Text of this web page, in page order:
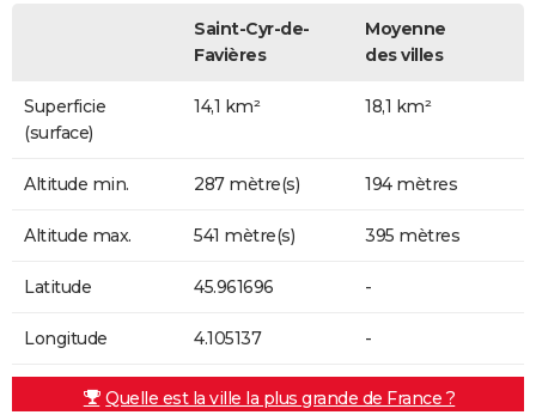
Saint-Cyr-de-
Favières
Moyenne
des villes
Superficie
(surface)
14,1 km² 18,1 km²
Altitude min. 287 mètre(s) 194 mètres
Altitude max. 541 mètre(s) 395 mètres
Latitude 45.961696 -
Longitude 4.105137 -
Quelle est la ville la plus grande de France ?